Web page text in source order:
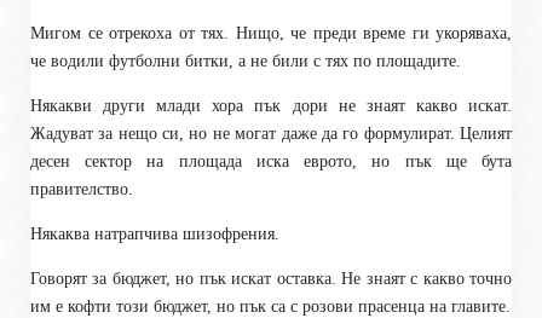
Мигом се отрекоха от тях. Нищо, че преди време ги укоряваха,
че водили футболни битки, а не били с тях по площадите.
Някакви други млади хора пък дори не знаят какво искат.
Жадуват за нещо си, но не могат даже да го формулират. Целият
десен сектор на площада иска еврото, но пък ще бута
правителство.
Някаква натрапчива шизофрения.
Говорят за бюджет, но пък искат оставка. Не знаят с какво точно
им е кофти този бюджет, но пък са с розови прасенца на главите.